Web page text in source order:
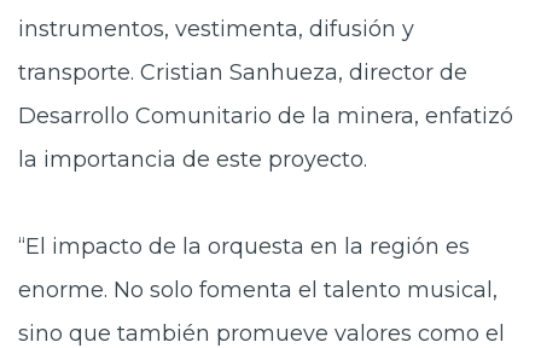
instrumentos, vestimenta, difusión y
transporte. Cristian Sanhueza, director de
Desarrollo Comunitario de la minera, enfatizó
la importancia de este proyecto.
“El impacto de la orquesta en la región es
enorme. No solo fomenta el talento musical,
sino que también promueve valores como el